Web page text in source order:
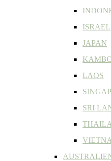
ISRAEL
JAPAN
LAOS
SRI